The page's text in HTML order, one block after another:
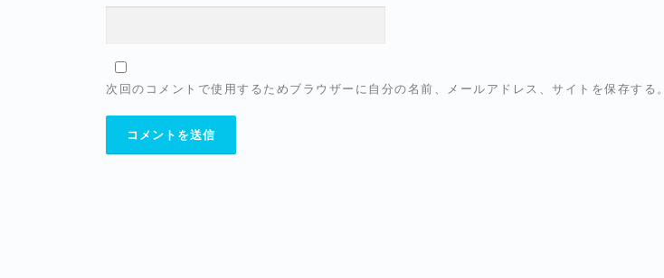
次回のコメントで使用するためブラウザーに自分の名前、メールアドレス、サイトを保存する。